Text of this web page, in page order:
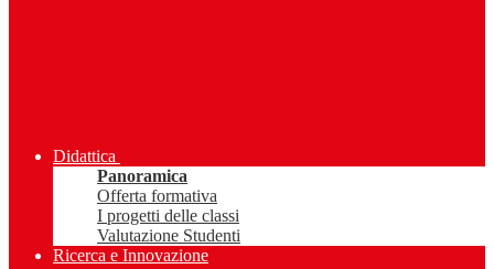
Didattica
Panoramica
Offerta formativa
I progetti delle classi
Valutazione Studenti
Ricerca e Innovazione